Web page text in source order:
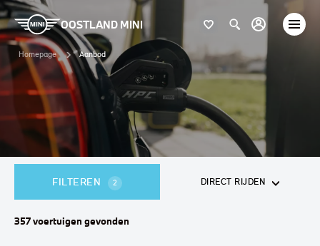
OOSTLAND MINI
Homepage Aanbod
FILTEREN 2 DIRECT RIJDEN
357voertuigen gevonden